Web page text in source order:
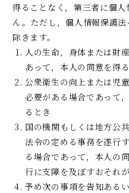
得ることなく，第三者に個
ん。ただし，個人情報保護
除きます。
人の生命，身体または財
あって，本人の同意を得
公衆衛生の向上または児
必要がある場合であって
るとき
国の機関もしくは地方公
法令の定める事務を遂行
る場合であって，本人の
行に支障を及ぼすおそれ
予め次の事項を告知ある